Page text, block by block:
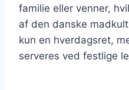
familie eller venner,
af den danske
kun en hverdagsret,
serveres ved festlige